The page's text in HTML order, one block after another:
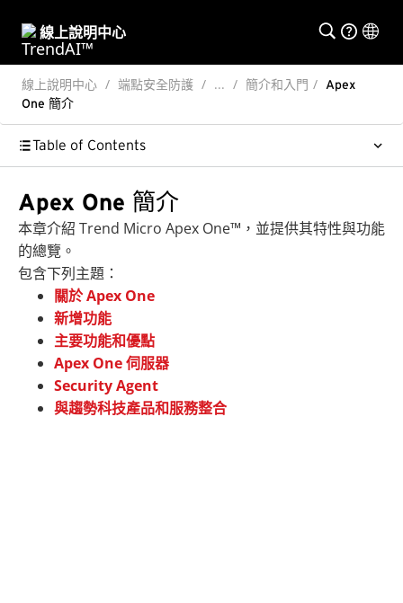
線上說明中心
線上說明中心 端點安全防護 ... 簡介和入門
Apex
One 簡介
Table of Contents
Apex One 簡介
本章介紹 Trend Micro Apex One™ ，並提供其特性與功能
的總覽。
包含下列主題：
關於 Apex One
新增功能
主要功能和優點
Apex One 伺服器
Security Agent
與趨勢科技產品和服務整合